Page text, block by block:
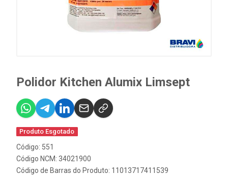
Polidor Kitchen Alumix Limsept
Produto Esgotado
Código: 551
Código NCM: 34021900
Código de Barras do Produto: 11013717411539